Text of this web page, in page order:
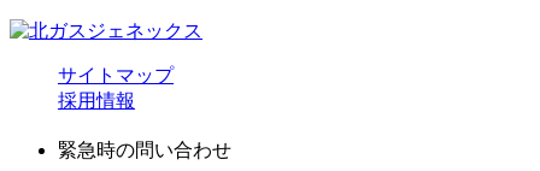
サイトマップ
採用情報
緊急時の問い合わせ